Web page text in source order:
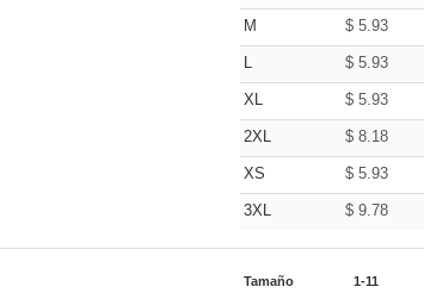
M $ 5.93
L $ 5.93
XL $ 5.93
2XL $ 8.18
XS $ 5.93
3XL $ 9.78
Tamaño 1-11